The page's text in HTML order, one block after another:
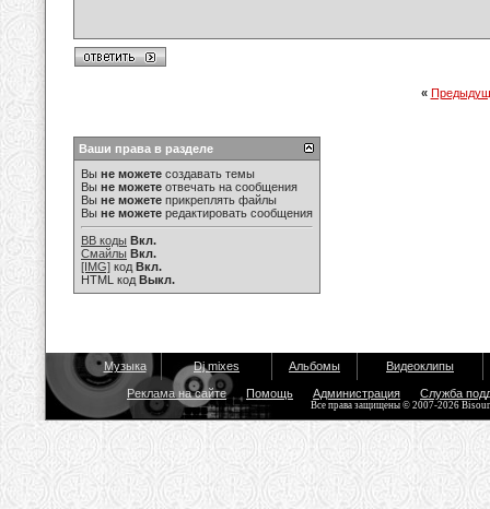
«
Ваши права в разделе
Вы не можете создавать темы
Вы не можете отвечать на сообщения
Вы не можете прикреплять файлы
Вы не можете редактировать сообщения
BB коды Вкл.
Смайлы Вкл.
[IMG] код Вкл.
HTML код Выкл.
Музыка Dj mixes Альбомы Видеоклипы
Реклама на сайте Помощь Администрация Служба
Все права защищены © 2007-2026